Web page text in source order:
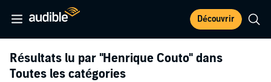
Découvrir
Résultats lu par "Henrique Couto" dans
Toutes les catégories